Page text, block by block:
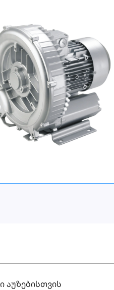
აუზებისთვის